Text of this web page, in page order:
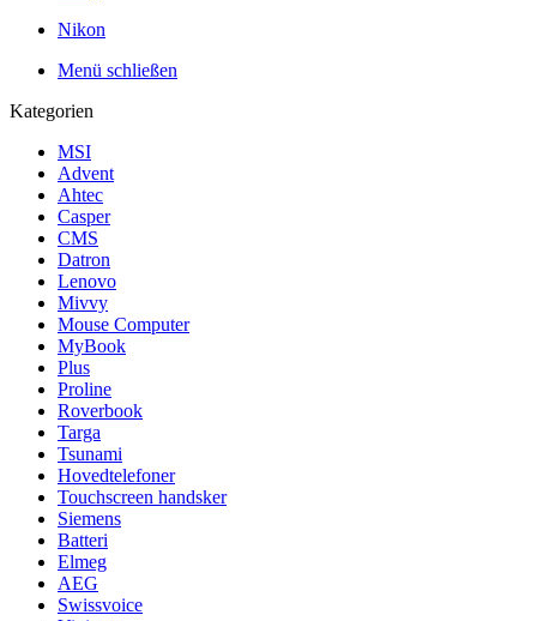
Nikon
Menü schließen
Kategorien
MSI
Advent
Ahtec
Casper
CMS
Datron
Lenovo
Mivvy
Mouse Computer
MyBook
Plus
Proline
Roverbook
Targa
Tsunami
Hovedtelefoner
Touchscreen handsker
Siemens
Batteri
Elmeg
AEG
Swissvoice